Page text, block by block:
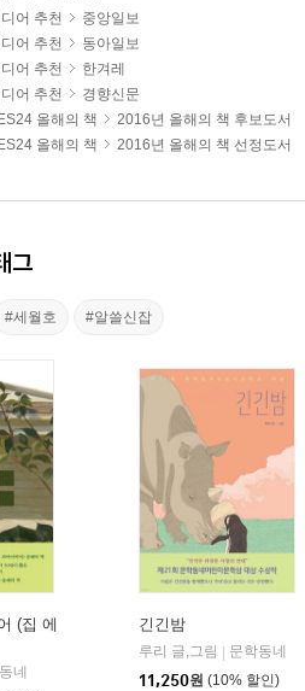
어 추천
중앙일보
어 추천
동아일보
어 추천
한겨레
어 추천
경향신문
올해의 책
2016년 올해의 책 후보도서
올해의 책 2016년 올해의 책 선정도서
그
#세월호 #알쓸신잡
(집 에
네
긴긴밤
루리 글,그림
문학동네
11,250원 (10% 할인)